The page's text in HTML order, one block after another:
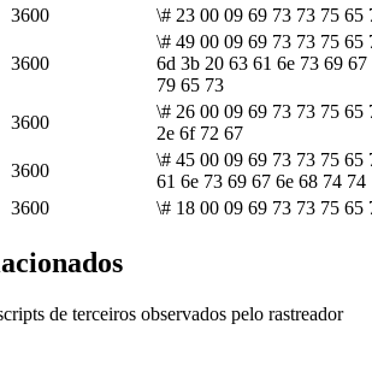
3600 \# 23 00 09 69 73 73 75
3600
\# 49 00 09 69 73 73 75 65
6d 3b 20 63 61 6e 73 69
79 65 73
3600
\# 26 00 09 69 73 73 75 65
2e 6f 72 67
3600
\# 45 00 09 69 73 73 75
61 6e 73 69 67 6e 68 74
3600 \# 18 00 09 69 73 73 75 65
de terceiros observados pelo rastreador